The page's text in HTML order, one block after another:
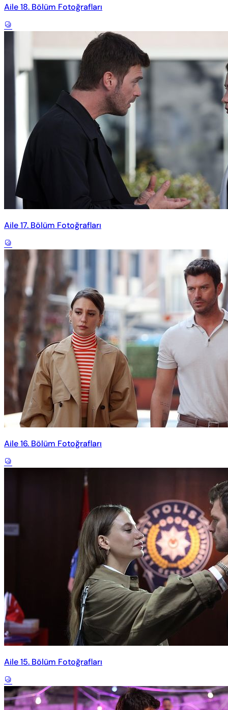
Aile 18. Bölüm Fotoğrafları
Aile 17. Bölüm Fotoğrafları
Aile 16. Bölüm Fotoğrafları
Aile 15. Bölüm Fotoğrafları